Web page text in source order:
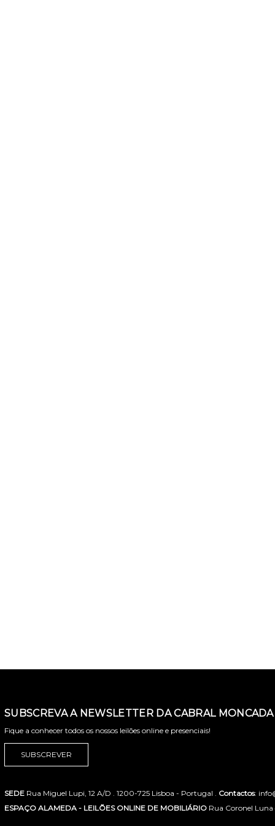
SUBSCREVA A NEWSLETTER DA CABRAL
Fique a conhecer todos os nossos leilões online e presenciais!
SUBSCREVER
SEDE Rua Miguel Lupi, 12 A/D . 1200-725 Lisboa - Portugal . Contactos:
ESPAÇO ALAMEDA - LEILÕES ONLINE DE MOBILIÁRIO Rua Coronel Luna